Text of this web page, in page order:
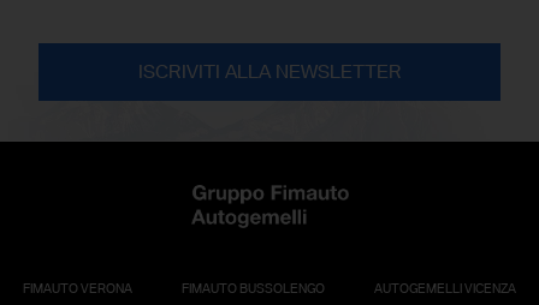
FIMAUTO VERONA FIMAUTO BUSSOLENGO AUTOGEMELLI VICENZA